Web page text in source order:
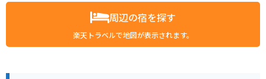
周辺の宿を探す
楽天トラベルで地図が表示されます。